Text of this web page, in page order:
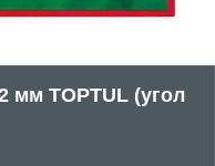
мм TOPTUL (угол